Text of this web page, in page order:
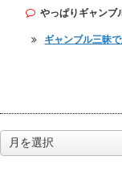
やっぱりギャンブ
ギャンブル三昧
ー